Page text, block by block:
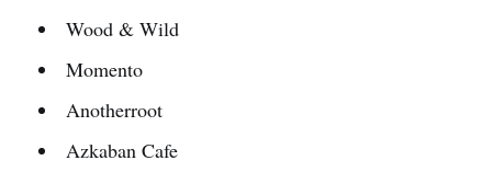
Wood & Wild
Momento
Anotherroot
Azkaban Cafe